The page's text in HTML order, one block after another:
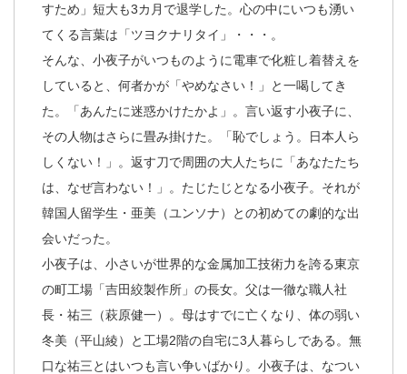
すため」短大も3カ月で退学した。心の中にいつも湧い
てくる言葉は「ツヨクナリタイ」・・・。
そんな、小夜子がいつものように電車で化粧し着替えを
していると、何者かが「やめなさい！」と一喝してき
た。「あんたに迷惑かけたかよ」。言い返す小夜子に、
その人物はさらに畳み掛けた。「恥でしょう。日本人ら
しくない！」。返す刀で周囲の大人たちに「あなたたち
は、なぜ言わない！」。たじたじとなる小夜子。それが
韓国人留学生・亜美（ユンソナ）との初めての劇的な出
会いだった。
小夜子は、小さいが世界的な金属加工技術力を誇る東京
の町工場「吉田絞製作所」の長女。父は一徹な職人社
長・祐三（萩原健一）。母はすでに亡くなり、体の弱い
冬美（平山綾）と工場2階の自宅に3人暮らしである。無
口な祐三とはいつも言い争いばかり。小夜子は、なつい